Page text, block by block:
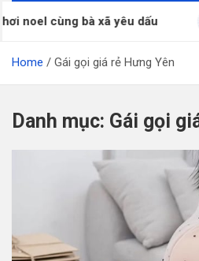
cùng bà xã yêu dấu
Home Gái gọi giá rẻ Hưng Yên
Danh mục: Gái gọi